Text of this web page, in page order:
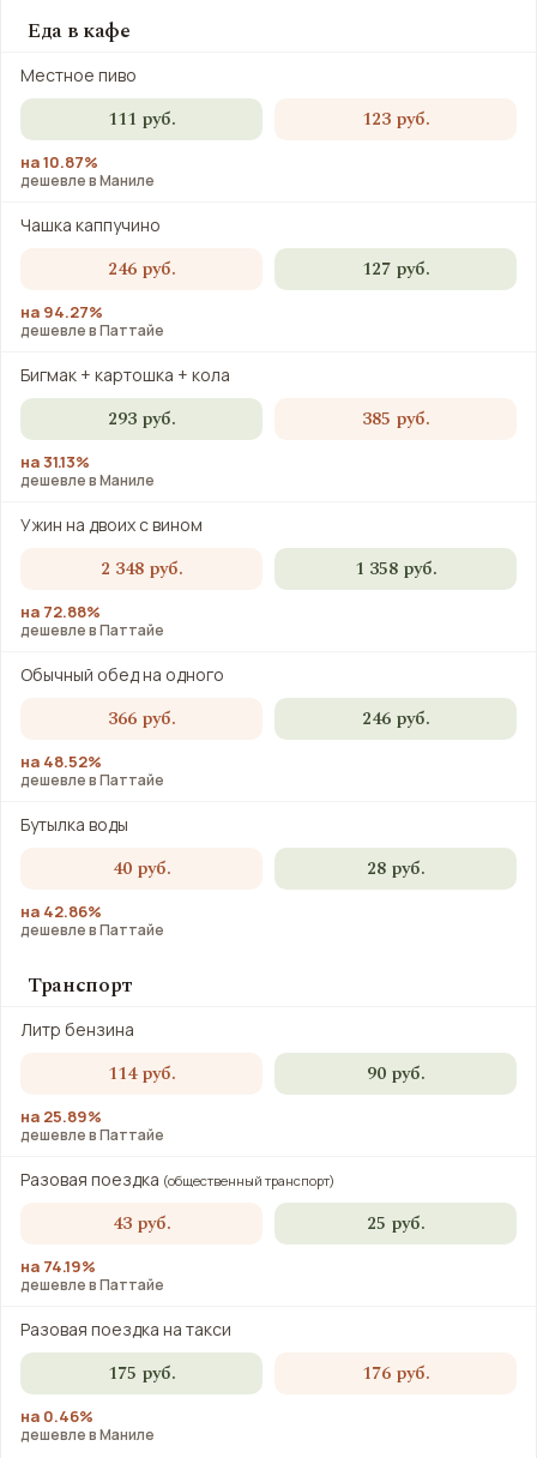
Еда в кафе
Местное пиво
111 руб. 123 руб.
на 10.87%
дешевле в Маниле
Чашка каппучино
246 руб. 127 руб.
на 94.27%
дешевле в Паттайе
Бигмак + картошка + кола
293 руб. 385 руб.
на 31.13%
дешевле в Маниле
Ужин на двоих с вином
2 348 руб. 1 358 руб.
на 72.88%
дешевле в Паттайе
Обычный обед на одного
366 руб. 246 руб.
на 48.52%
дешевле в Паттайе
Бутылка воды
40 руб. 28 руб.
на 42.86%
дешевле в Паттайе
Транспорт
Литр бензина
114 руб. 90 руб.
на 25.89%
дешевле в Паттайе
Разовая поездка (общественный транспорт)
43 руб. 25 руб.
на 74.19%
дешевле в Паттайе
Разовая поездка на такси
175 руб. 176 руб.
на 0.46%
дешевле в Маниле